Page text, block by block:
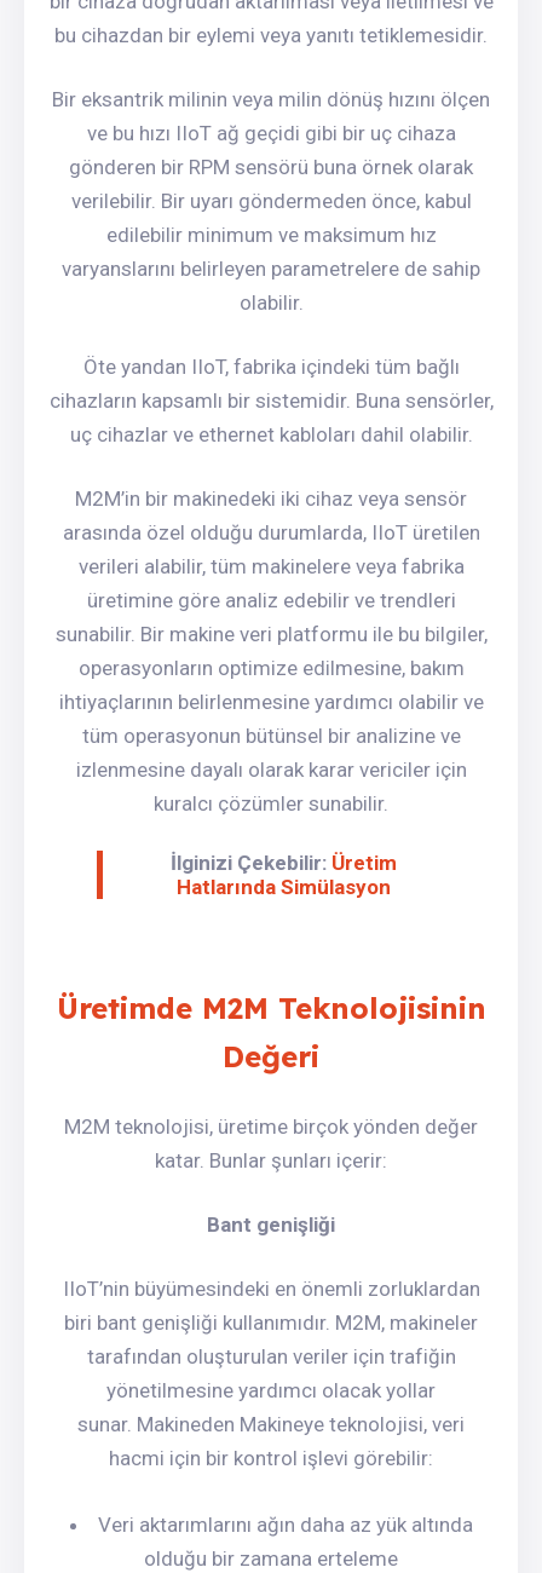
bu cihazdan bir eylemi veya yanıtı tetiklemesidir.
Bir eksantrik milinin veya milin dönüş hızını ölçen
ve bu hızı IIoT ağ geçidi gibi bir uç cihaza
gönderen bir RPM sensörü buna örnek olarak
verilebilir. Bir uyarı göndermeden önce, kabul
edilebilir minimum ve maksimum hız
varyanslarını belirleyen parametrelere de sahip
olabilir.
Öte yandan IIoT, fabrika içindeki tüm bağlı
cihazların kapsamlı bir sistemidir. Buna sensörler,
uç cihazlar ve ethernet kabloları dahil olabilir.
M2M’in bir makinedeki iki cihaz veya sensör
arasında özel olduğu durumlarda, IIoT üretilen
verileri alabilir, tüm makinelere veya fabrika
üretimine göre analiz edebilir ve trendleri
sunabilir. Bir makine veri platformu ile bu bilgiler,
operasyonların optimize edilmesine, bakım
ihtiyaçlarının belirlenmesine yardımcı olabilir ve
tüm operasyonun bütünsel bir analizine ve
izlenmesine dayalı olarak karar vericiler için
kuralcı çözümler sunabilir.
İlginizi Çekebilir: Üretim
Hatlarında Simülasyon
Üretimde M2M Teknolojisinin
Değeri
M2M teknolojisi, üretime birçok yönden değer
katar. Bunlar şunları içerir:
Bant genişliği
IIoT’nin büyümesindeki en önemli zorluklardan
biri bant genişliği kullanımıdır. M2M, makineler
tarafından oluşturulan veriler için trafiğin
yönetilmesine yardımcı olacak yollar
sunar. Makineden Makineye teknolojisi, veri
hacmi için bir kontrol işlevi görebilir:
Veri aktarımlarını ağın daha az yük altında
olduğu bir zamana erteleme